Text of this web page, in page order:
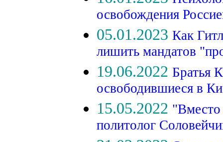
освобождения
05.01.2023 Как
лишить мандатов
19.06.2022 Братья
освободившиеся в
15.05.2022 "Вместо
политолог